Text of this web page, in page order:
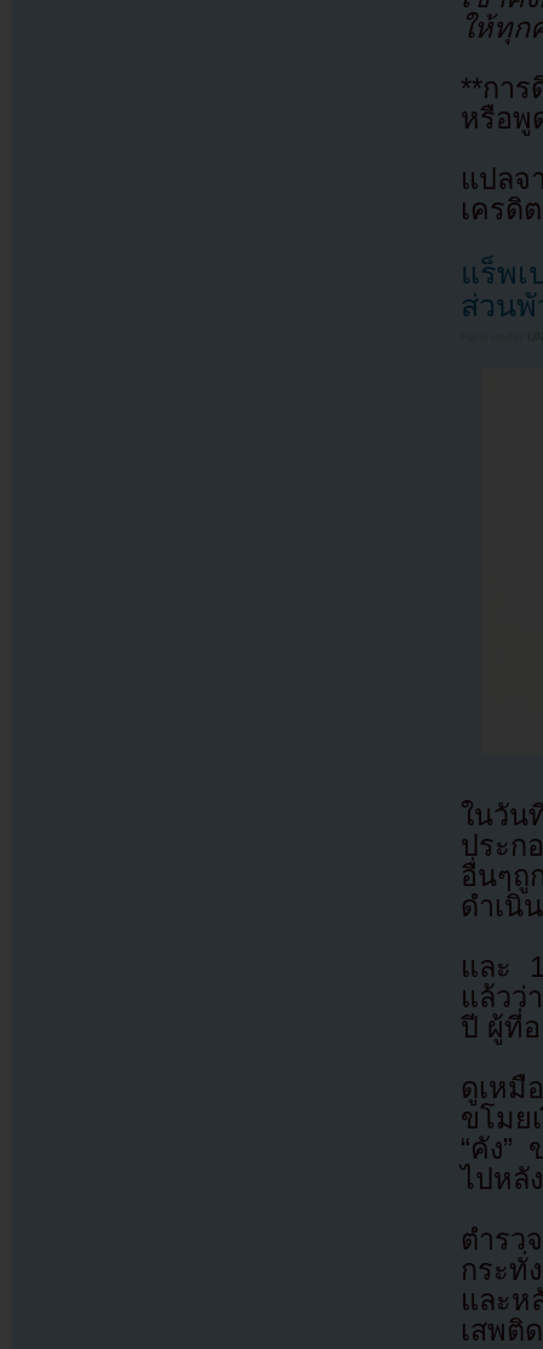
ให้ทุก
**กา
หรือพู
แปลจ
เครดิ
แร็พเ
ส่วน
ในวัน
ประก
อื่นๆถู
ดำเนิ
และ
แล้วว่
ปี ผู้ที่อ
ดูเหมื
ขโมย
“คัง”
ไปหลั
ตำรว
กระทั่
และห
เสพติ